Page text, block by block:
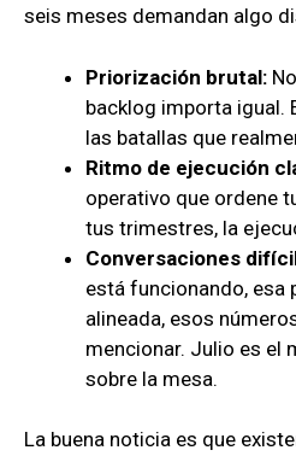
seis meses demandan algo
Priorización brutal:
backlog importa igual.
las batallas que
Ritmo de ejecución
operativo que ordene
tus trimestres, la
Conversaciones
está funcionando, esa
alineada, esos
mencionar. Julio es el
sobre la mesa.
La buena noticia es que